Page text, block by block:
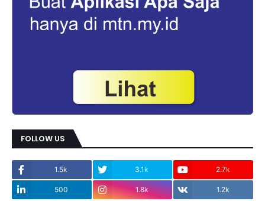
FOLLOW US
1.5k 3.1k 2.7k
500 1.8k 1.2k